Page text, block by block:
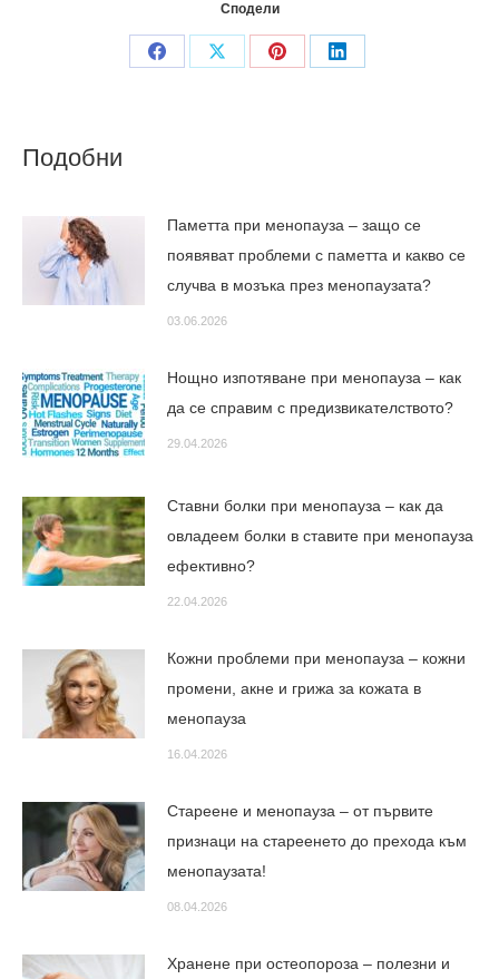
Сподели
Share
Share
Share
Share
Подобни
Паметта при менопауза – защо се
появяват проблеми с паметта и какво се
случва в мозъка през менопаузата?
03.06.2026
Нощно изпотяване при менопауза – как
да се справим с предизвикателството?
29.04.2026
Ставни болки при менопауза – как да
овладеем болки в ставите при менопауза
ефективно?
22.04.2026
Кожни проблеми при менопауза – кожни
промени, акне и грижа за кожата в
менопауза
16.04.2026
Стареене и менопауза – от първите
признаци на стареенето до прехода към
менопаузата!
08.04.2026
Хранене при остеопороза – полезни и